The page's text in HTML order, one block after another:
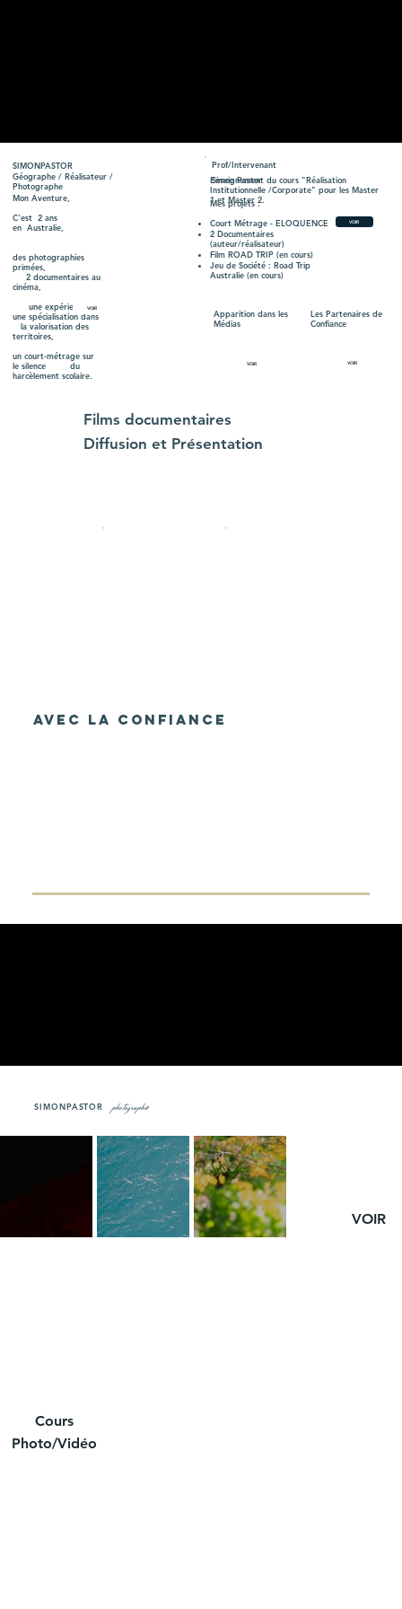
SIMONPASTOR
Mon Aventure,
C'est 2 ans
en Australie,
des photographies
primées,
2 documentaires au
cinéma,
une expérience et
une spécialisation dans
la valorisation des
territoires,
un court-métrage sur
le silence du
harcèlement scolaire.
VOIR
Géographe / Réalisateur /
Photographe
Prof/Intervenant
Simon Pastor
Enseignement du cours "Réalisation
Institutionnelle /Corporate" pour les Master
1 et Master 2.
Mes projets :
VOIR
Court Métrage - ELOQUENCE
2 Documentaires
(auteur/réalisateur)
Film ROAD TRIP (en cours)
Jeu de Société : Road Trip
Australie (en cours)
Apparition dans les
Médias
VOIR
Les Partenaires de
Confiance
VOIR
Films documentaires
Diffusion et Présentation
Avec la confiance
SIMONPASTOR photographie
VOIR
Cours
Photo/Vidéo